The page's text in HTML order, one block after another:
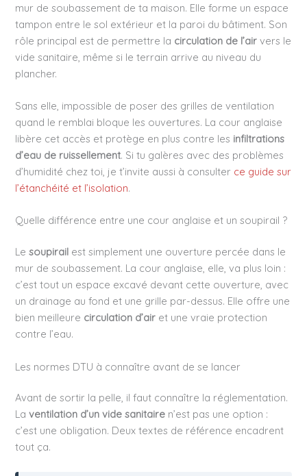
mur de soubassement de ta maison. Elle forme un espace
tampon entre le sol extérieur et la paroi du bâtiment. Son
rôle principal est de permettre la circulation de l’air vers le
vide sanitaire, même si le terrain arrive au niveau du
plancher.
Sans elle, impossible de poser des grilles de ventilation
quand le remblai bloque les ouvertures. La cour anglaise
libère cet accès et protège en plus contre les infiltrations
d’eau de ruissellement. Si tu galères avec des problèmes
d’humidité chez toi, je t’invite aussi à consulter ce guide sur
l’étanchéité et l’isolation.
Quelle différence entre une cour anglaise et un soupirail ?
Lesoupirail est simplement une ouverture percée dans le
mur de soubassement. La cour anglaise, elle, va plus loin :
c’est tout un espace excavé devant cette ouverture, avec
un drainage au fond et une grille par-dessus. Elle offre une
bien meilleure circulation d’air et une vraie protection
contre l’eau.
Les normes DTU à connaître avant de se lancer
Avant de sortir la pelle, il faut connaître la réglementation.
Laventilation d’un vide sanitaire n’est pas une option :
c’est une obligation. Deux textes de référence encadrent
tout ça.